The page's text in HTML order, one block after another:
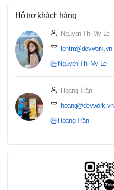
Hỗ trợ khách hàng
Nguyen Thi My Le
lentm@devwork.vn
Nguyen Thi My Le
Hoàng Trần
hoang@devwork.vn
Hoàng Trần